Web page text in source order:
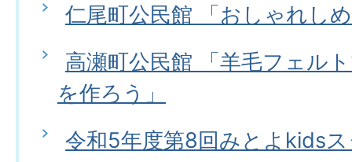
仁尾町公民館 「おしゃれし
高瀬町公民館 「羊毛フェル
を作ろう」
令和5年度第8回みとよkids